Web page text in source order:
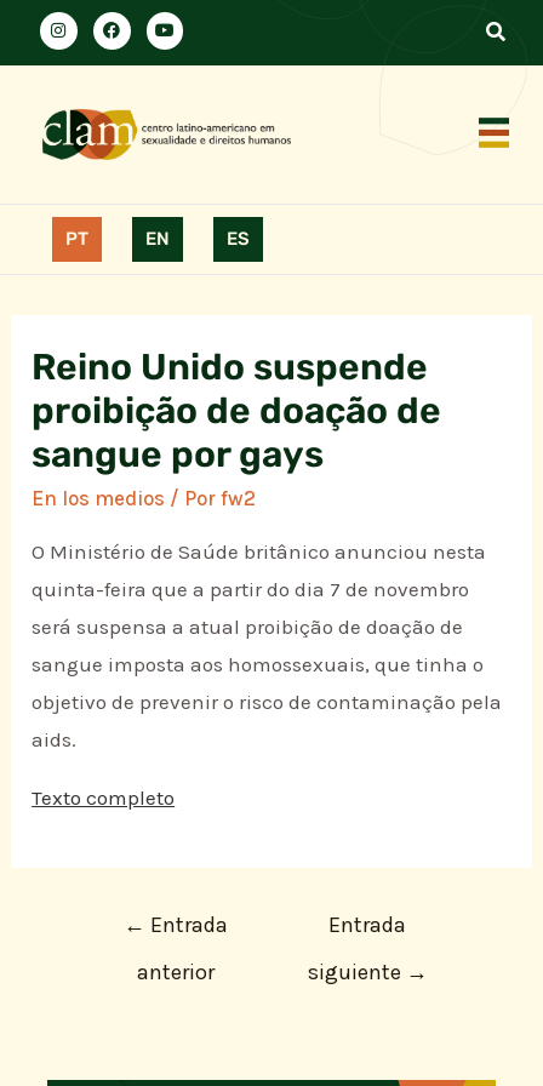
PT EN ES
Reino Unido suspende
proibição de doação de
sangue por gays
En los medios / Porfw2
O Ministério de Saúde britânico anunciou nesta
quinta-feira que a partir do dia 7 de novembro
será suspensa a atual proibição de doação de
sangue imposta aos homossexuais, que tinha o
objetivo de prevenir o risco de contaminação pela
aids.
Texto completo
← Entrada
anterior
Entrada
siguiente →